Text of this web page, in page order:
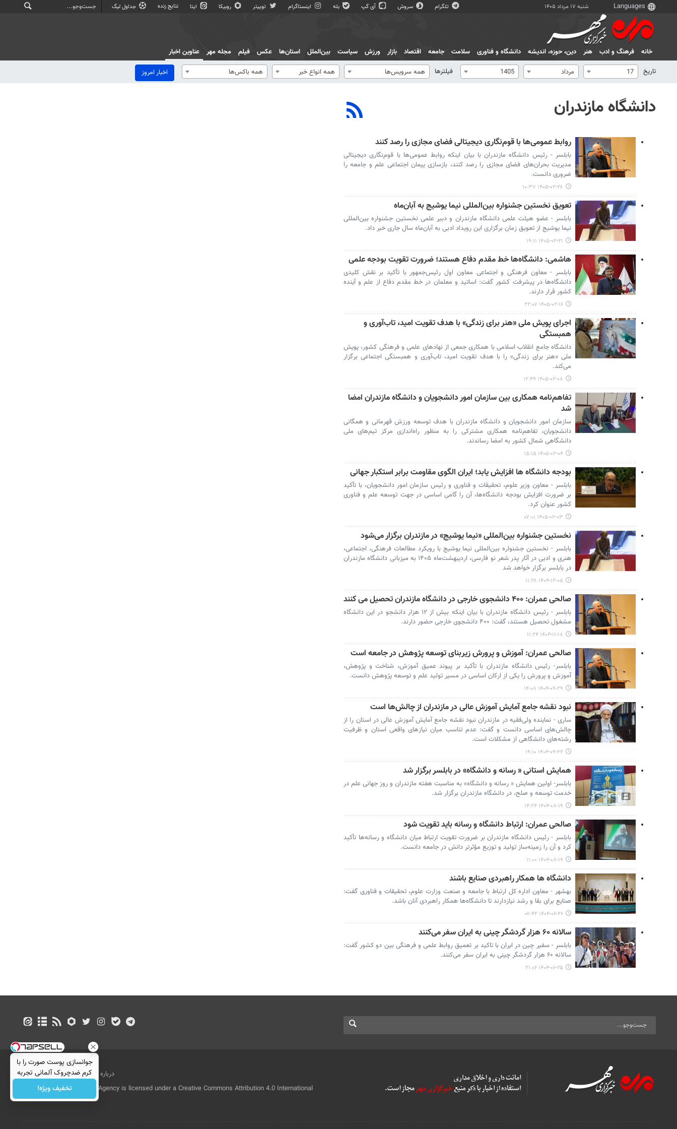
شنبه ۱۷ مرداد ۱۴۰۵ تلگرام سروش آی گپ بله اینستاگرام توییتر روبیکا ایتا نتایج زنده جداول لیگ
خانه فرهنگ و ادب هنر دين، حوزه، انديشه دانشگاه و فناوری سلامت جامعه اقتصاد بازار ورزش سیاست بین‌الملل استان‌ها عکس فیلم مجله مهر
عناوین اخبار
تاریخ
17 مرداد 1405 فیلترها همه سرویس‌ها همه انواع خبر همه باکس‌ها اخبار امروز
دانشگاه مازندران
روابط عمومی‌ها با قوم‌نگاری دیجیتالی فضای مجازی را رصد کنند
بابلسر - رئیس دانشگاه مازندران با بیان اینکه روابط عمومی‌ها با قوم‌نگاری دیجیتالی
مدیریت بحران‌های فضای مجازی را رصد کنند، بازسازی پیمان اجتماعی علم و جامعه را
ضروری دانست.
۱۴۰۵-۰۲-۲۸ ۱۰:۳۷
تعویق نخستین جشنواره بین‌المللی نیما یوشیج به آبان‌ماه
بابلسر - عضو هیئت علمی دانشگاه مازندران و دبیر علمی نخستین جشنواره بین‌المللی
نیما یوشیج از تعویق زمان برگزاری این رویداد ادبی به آبان‌ماه سال جاری خبر داد.
۱۴۰۵-۰۲-۲۱ ۱۹:۱۱
هاشمی: دانشگاه‌ها خط مقدم دفاع هستند؛ ضرورت تقویت بودجه علمی
بابلسر - معاون فرهنگی و اجتماعی معاون اول رئیس‌جمهور با تأکید بر نقش کلیدی
دانشگاه‌ها در پیشرفت کشور گفت: اساتید و معلمان در خط مقدم دفاع از علم و آینده
کشور قرار دارند.
۱۴۰۵-۰۲-۱۶ ۲۲:۰۷
اجرای پویش ملی «هنر برای زندگی» با هدف تقویت امید، تاب‌آوری و
همبستگی
دانشگاه جامع انقلاب اسلامی با همکاری جمعی از نهادهای علمی و فرهنگی کشور، پویش
ملی «هنر برای زندگی» را با هدف تقویت امید، تاب‌آوری و همبستگی اجتماعی برگزار
می‌کند.
۱۴۰۵-۰۲-۰۸ ۱۲:۴۹
تفاهم‌نامه همکاری بین سازمان امور دانشجویان و دانشگاه مازندران امضا
شد
سازمان امور دانشجویان و دانشگاه مازندران با هدف توسعه ورزش قهرمانی و همگانی
دانشجویان، تفاهم‌نامه همکاری مشترکی را به منظور راه‌اندازی مرکز تیم‌های ملی
دانشگاهی شمال کشور به امضا رساندند.
۱۴۰۵-۰۲-۰۴ ۱۵:۱۵
بودجه دانشگاه ها افزایش یابد؛ ایران الگوی مقاومت برابر استکبار جهانی
بابلسر - معاون وزیر علوم، تحقیقات و فناوری و رئیس سازمان امور دانشجویان، با تأکید
بر ضرورت افزایش بودجه دانشگاه‌ها، آن را گامی اساسی در جهت توسعه علم و فناوری
کشور عنوان کرد.
۱۴۰۵-۰۲-۰۳ ۰۷:۰۱
نخستین جشنواره بین‌المللی «نیما یوشیج» در مازندران برگزار می‌شود
بابلسر - نخستین جشنواره بین‌المللی نیما یوشیج با رویکرد مطالعات فرهنگی، اجتماعی،
هنری و ادبی در آثار پدر شعر نو فارسی، اردیبهشت‌ماه ۱۴۰۵ به میزبانی دانشگاه مازندران
در بابلسر برگزار خواهد شد
۱۴۰۴-۱۲-۰۵ ۱۱:۲۸
صالحی عمران: ۴۰۰ دانشجوی خارجی در دانشگاه مازندران تحصیل می کنند
بابلسر - رئیس دانشگاه مازندران با بیان اینکه بیش از ۱۲ هزار دانشجو در این دانشگاه
مشغول تحصیل هستند، گفت: ۴۰۰ دانشجوی خارجی حضور دارند.
۱۴۰۴-۱۱-۱۸ ۱۱:۲۴
صالحی عمران: آموزش و پرورش زیربنای توسعه پژوهش در جامعه است
بابلسر- رئیس دانشگاه مازندران با تأکید بر پیوند عمیق آموزش، شناخت و پژوهش،
آموزش و پرورش را یکی از ارکان اساسی در مسیر تولید علم و توسعه پژوهش دانست.
۱۴۰۴-۰۹-۲۹ ۱۴:۰۸
نبود نقشه جامع آمایش آموزش عالی در مازندران از چالش‌ها است
ساری - نماینده ولی‌فقیه در مازندران نبود نقشه جامع آمایش آموزش عالی در استان را از
چالش‌های اساسی دانست و گفت: عدم تناسب میان نیازهای واقعی استان و ظرفیت
رشته‌های دانشگاهی از مشکلات است.
۱۴۰۴-۰۹-۲۲ ۱۹:۱۰
همایش استانی « رسانه و دانشگاه» در بابلسر برگزار شد
بابلسر- اولین همایش « رسانه و دانشگاه» به مناسبت هفته مازندران و روز جهانی علم در
خدمت توسعه و صلح، در دانشگاه مازندران برگزار شد.
۱۴۰۴-۰۸-۱۹ ۱۴:۲۴
صالحی عمران: ارتباط دانشگاه و رسانه باید تقویت شود
بابلسر - رئیس دانشگاه مازندران بر ضرورت تقویت ارتباط میان دانشگاه و رسانه‌ها تأکید
کرد و آن را زمینه‌ساز تولید و توزیع مؤثرتر دانش در جامعه دانست.
۱۴۰۴-۰۸-۱۹ ۱۱:۰۰
دانشگاه ها همکار راهبردی صنایع باشند
بهشهر - معاون اداره کل ارتباط با جامعه و صنعت وزارت علوم، تحقیقات و فناوری گفت:
صنایع برای بقا و رشد نیازدارند تا دانشگاه‌ها همکار راهبردی آنان باشد.
۱۴۰۴-۰۶-۲۶ ۰۷:۴۲
سالانه ۶۰ هزار گردشگر چینی به ایران سفر می‌کنند
بابلسر - سفیر چین در ایران با تاکید بر تعمیق روابط علمی و فرهنگی بین دو کشور گفت:
سالانه ۶۰ هزار گردشگر چینی به ایران سفر می‌کنند.
۱۴۰۴-۰۶-۲۵ ۲۱:۰۶
درباره ما تماس با ما
بازرگانی
All Content by Mehr News Agency is licensed under a Creative Commons Attribution 4.0 International
License.
جوانسازی پوست صورت را با
کرم ضدچروک آلمانی تجربه
کنید!
تخفیف ویژه!